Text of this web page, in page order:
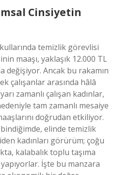
Cinsiyetin
temizlik görevlisi
maaşı, yaklaşık 12.000 TL
değişiyor. Ancak bu rakamın
çalışanlar arasında hâlâ
zamanlı çalışan kadınlar,
tam zamanlı mesaiye
doğrudan etkiliyor.
elinde temizlik
kadınları görürüm; çoğu
kalabalık toplu taşıma
İşte bu manzara